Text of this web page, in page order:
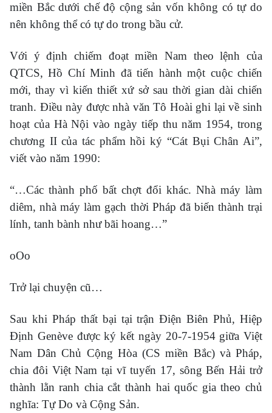
miền Bắc dưới chế độ cộng sản vốn không có tự do
nên không thể có tự do trong bầu cử.
Với ý định chiếm đoạt miền Nam theo lệnh của
QTCS, Hồ Chí Minh đã tiến hành một cuộc chiến
mới, thay vì kiến thiết xứ sở sau thời gian dài chiến
tranh. Điều này được nhà văn Tô Hoài ghi lại về sinh
hoạt của Hà Nội vào ngày tiếp thu năm 1954, trong
chương II của tác phẩm hồi ký “Cát Bụi Chân Ai”,
viết vào năm 1990:
“…Các thành phố bất chợt đổi khác. Nhà máy làm
diêm, nhà máy làm gạch thời Pháp đã biến thành trại
lính, tanh bành như bãi hoang…”
oOo
Trở lại chuyện cũ…
Sau khi Pháp thất bại tại trận Điện Biên Phủ, Hiệp
Định Genève được ký kết ngày 20-7-1954 giữa Việt
Nam Dân Chủ Cộng Hòa (CS miền Bắc) và Pháp,
chia đôi Việt Nam tại vĩ tuyến 17, sông Bến Hải trở
thành lằn ranh chia cắt thành hai quốc gia theo chủ
nghĩa: Tự Do và Cộng Sản.